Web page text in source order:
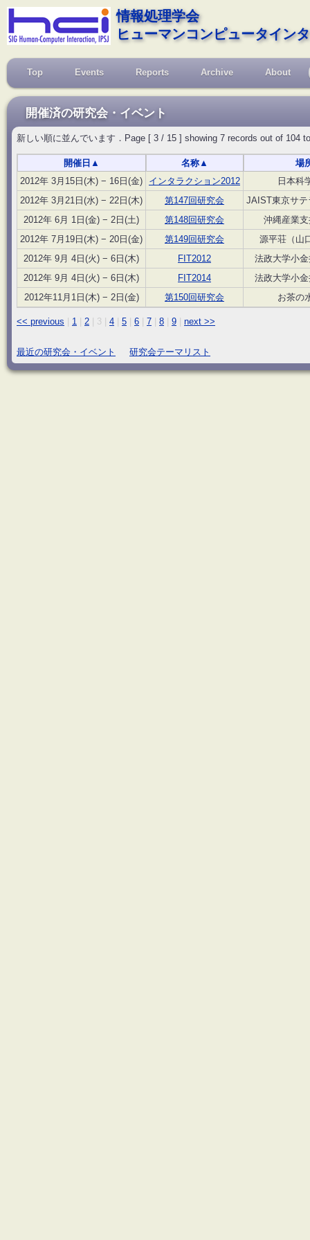
情報処理学会
ヒューマンコンピュータイン
Top Events Reports Archive About
開催済の研究会・イベント
新しい順に並んでいます．Page [ 3 / 15 ] showing 7 records out of 104
開催日 ▲ 名称 ▲
場
2012年 3月15日(木) − 16日(金)
インタラクション2012
日本科
2012年 3月21日(水) − 22日(木)
第147回研究会
JAIST東京サ
2012年 6月 1日(金) − 2日(土)
第148回研究会
沖縄産業
2012年 7月19日(木) − 20日(金)
第149回研究会
源平荘（山
2012年 9月 4日(火) − 6日(木)
FIT2012
法政大学小
2012年 9月 4日(火) − 6日(木)
FIT2014
法政大学小
2012年11月1日(木) − 2日(金)
第150回研究会 お茶の
<< previous 1 2 3 4 5 6 7 8 9 next >>
最近の研究会・イベント 研究会テーマリスト